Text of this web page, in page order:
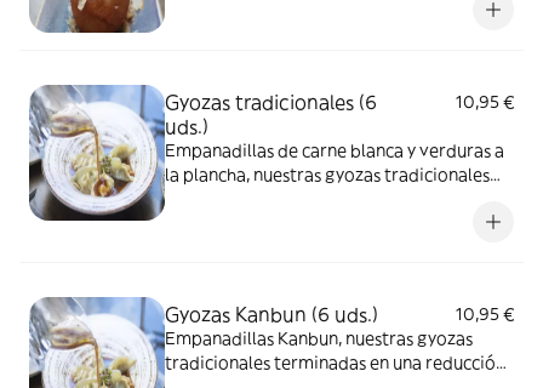
Gyozas tradicionales (6
uds.)
10,95 €
Empanadillas de carne blanca y verduras a
la plancha, nuestras gyozas tradicionales
Gyozas Kanbun (6 uds.)
10,95 €
Empanadillas Kanbun, nuestras gyozas
tradicionales terminadas en una reducción